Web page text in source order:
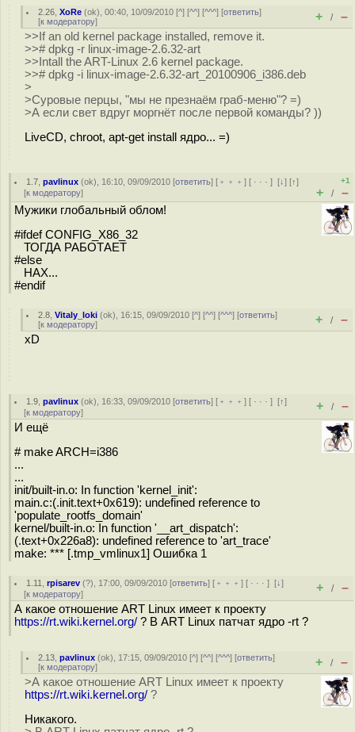
2.26 ,XoRe (ok), 00:40, 10/09/2010 [^] [^^] [^^^] [ответить]
[к модератору] + / –
>>If an old kernel package installed, remove it.
>># dpkg -r linux-image-2.6.32-art
>>Intall the ART-Linux 2.6 kernel package.
>># dpkg -i linux-image-2.6.32-art_20100906_i386.deb
>
>Суровые перцы, "мы не презнаём граб-меню"? =)
>А если свет вдруг моргнёт после первой команды? ))
LiveCD, chroot, apt-get install ядро... =)
1.7 ,pavlinux (ok), 16:10, 09/09/2010 [ответить] [ ﹢﹢﹢] [ · · ·][↓] [↑]
[к модератору]
+1
+ / –
Мужики глобальный облом!
#ifdef CONFIG_X86_32
ТОГДА РАБОТАЕТ
#else
НАХ...
#endif
2.8 ,Vitaly_loki (ok), 16:15, 09/09/2010 [^] [^^] [^^^] [ответить]
[к модератору] + / –
xD
1.9 ,pavlinux (ok), 16:33, 09/09/2010 [ответить] [ ﹢﹢﹢] [ · · ·][↑]
[к модератору] + / –
И ещё
# make ARCH=i386
...
...
init/built-in.o: In function 'kernel_init':
main.c:(.init.text+0x619): undefined reference to
'populate_rootfs_domain'
kernel/built-in.o: In function '__art_dispatch':
(.text+0x226a8): undefined reference to 'art_trace'
make: *** [.tmp_vmlinux1] Ошибка 1
1.11 ,rpisarev (?), 17:00, 09/09/2010 [ответить] [ ﹢﹢﹢] [ · · ·][↓]
[к модератору] + / –
А какое отношение ART Linux имеет к проекту
https://rt.wiki.kernel.org/ ? В ART Linux патчат ядро -rt ?
2.13 ,pavlinux (ok), 17:15, 09/09/2010 [^] [^^] [^^^] [ответить]
[к модератору] + / –
>А какое отношение ART Linux имеет к проекту
https://rt.wiki.kernel.org/ ?
Никакого.